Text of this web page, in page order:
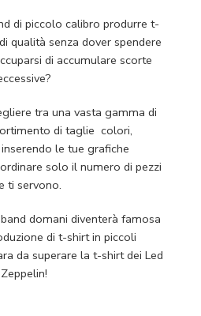
di piccolo calibro produrre t-
qualità senza dover spendere
di accumulare scorte
tra una vasta gamma di
di taglie colori,
le tue grafiche
solo il numero di pezzi
ti servono.
domani diventerà famosa
di t-shirt in piccoli
da superare la t-shirt dei Led
Zeppelin!